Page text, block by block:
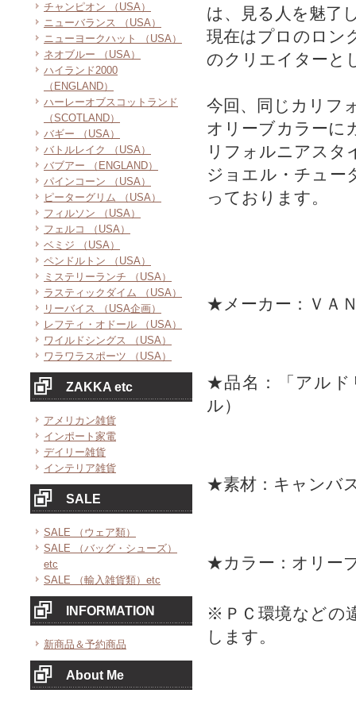
チャンピオン （USA）
ニューバランス （USA）
ニューヨークハット （USA）
ネオブルー （USA）
ハイランド2000
（ENGLAND）
ハーレーオブスコットランド
（SCOTLAND）
バギー （USA）
バトルレイク （USA）
バブアー （ENGLAND）
パインコーン （USA）
ピーターグリム （USA）
フィルソン （USA）
フェルコ （USA）
ベミジ （USA）
ペンドルトン （USA）
ミステリーランチ （USA）
ラスティックダイム （USA）
リーバイス （USA企画）
レフティ・オドール （USA）
ワイルドシングス （USA）
ワラワラスポーツ （USA）
ZAKKA etc
アメリカン雑貨
インポート家電
デイリー雑貨
インテリア雑貨
SALE
SALE （ウェア類）
SALE （バッグ・シューズ）
etc
SALE （輸入雑貨類）etc
INFORMATION
新商品＆予約商品
About Me
は、見る人を魅了
現在はプロのロン
のクリエイターと
今回、同じカリフ
オリーブカラーに
リフォルニアスタ
ジョエル・チュー
っております。
★メーカー：ＶＡ
★品名：「アルド
ル）
★素材：キャンバ
★カラー：オリー
※ＰＣ環境などの
します。